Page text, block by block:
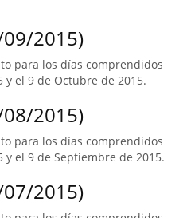
2015)
para los días comprendidos
y el 9 de Octubre de 2015.
2015)
para los días comprendidos
el 9 de Septiembre de 2015.
2015)